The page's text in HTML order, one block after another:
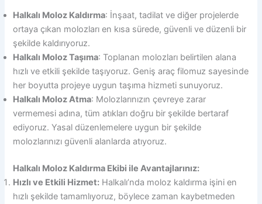
Halkalı Moloz Kaldırma: İnşaat, tadilat ve diğer projelerde
ortaya çıkan molozları en kısa sürede, güvenli ve düzenli bir
şekilde kaldırıyoruz.
Halkalı Moloz Taşıma: Toplanan molozları belirtilen alana
hızlı ve etkili şekilde taşıyoruz. Geniş araç filomuz sayesinde
her boyutta projeye uygun taşıma hizmeti sunuyoruz.
Halkalı Moloz Atma: Molozlarınızın çevreye zarar
vermemesi adına, tüm atıkları doğru bir şekilde bertaraf
ediyoruz. Yasal düzenlemelere uygun bir şekilde
molozlarınızı güvenli alanlarda atıyoruz.
Halkalı Moloz Kaldırma Ekibi ile Avantajlarınız:
Hızlı ve Etkili Hizmet: Halkalı’nda moloz kaldırma işini en
hızlı şekilde tamamlıyoruz, böylece zaman kaybetmeden